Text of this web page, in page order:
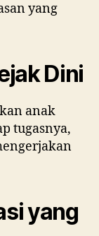
yang
Dini
anak
tugasnya,
yang